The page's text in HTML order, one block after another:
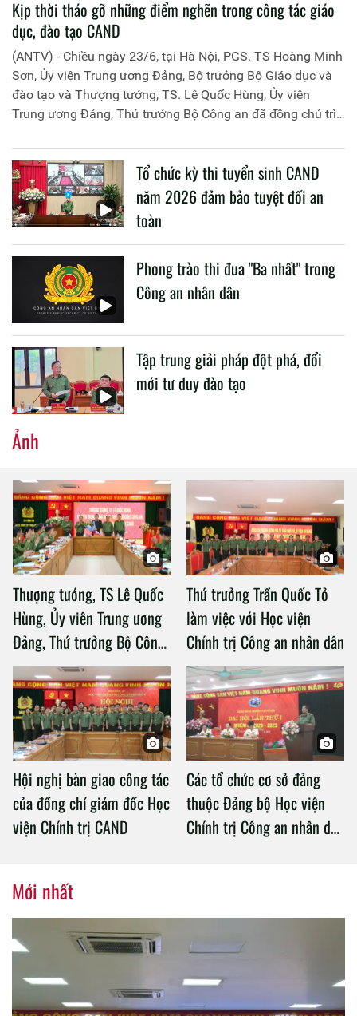
Kịp thời tháo gỡ những điểm nghẽn trong công tác giáo
dục, đào tạo CAND
(ANTV) - Chiều ngày 23/6, tại Hà Nội, PGS. TS Hoàng Minh
Sơn, Ủy viên Trung ương Đảng, Bộ trưởng Bộ Giáo dục và
đào tạo và Thượng tướng, TS. Lê Quốc Hùng, Ủy viên
Trung ương Đảng, Thứ trưởng Bộ Công an đã đồng chủ trì
liên quan đến công tác giáo dục và đào tạo của lực lượng
CAND.
Tổ chức kỳ thi tuyển sinh CAND
năm 2026 đảm bảo tuyệt đối an
toàn
Phong trào thi đua "Ba nhất" trong
Công an nhân dân
Tập trung giải pháp đột phá, đổi
mới tư duy đào tạo
Ảnh
Thượng tướng, TS Lê Quốc
Hùng, Ủy viên Trung ương
Đảng, Thứ trưởng Bộ Công
an làm việc với Học viện
Chính trị Công an nhân dân
Thứ trưởng Trần Quốc Tỏ
làm việc với Học viện
Chính trị Công an nhân dân
Hội nghị bàn giao công tác
của đồng chí giám đốc Học
viện Chính trị CAND
Các tổ chức cơ sở đảng
thuộc Đảng bộ Học viện
Chính trị Công an nhân dân
Mới nhất